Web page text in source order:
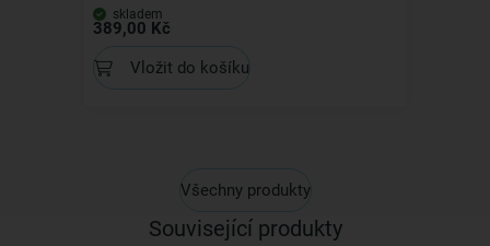
skladem
389,00 Kč
Vložit do košíku
Všechny produkty
Související produkty